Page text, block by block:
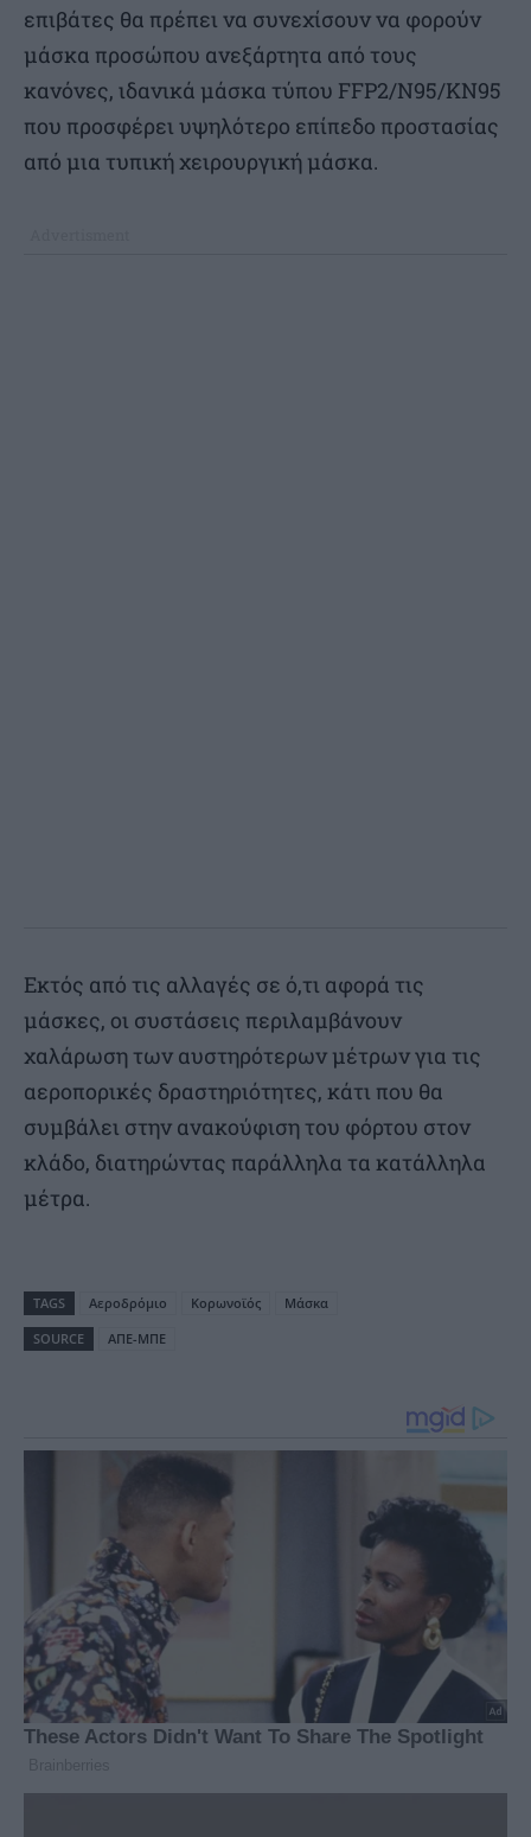
επιβάτες θα πρέπει να συνεχίσουν να φορούν
μάσκα προσώπου ανεξάρτητα από τους
κανόνες, ιδανικά μάσκα τύπου FFP2/N95/KN95
που προσφέρει υψηλότερο επίπεδο προστασίας
από μια τυπική χειρουργική μάσκα.
Εκτός από τις αλλαγές σε ό,τι αφορά τις
μάσκες, οι συστάσεις περιλαμβάνουν
χαλάρωση των αυστηρότερων μέτρων για τις
αεροπορικές δραστηριότητες, κάτι που θα
συμβάλει στην ανακούφιση του φόρτου στον
κλάδο, διατηρώντας παράλληλα τα κατάλληλα
μέτρα.
TAGS Αεροδρόμιο Κορωνοϊός
Μάσκα
SOURCE
ΑΠΕ-ΜΠΕ